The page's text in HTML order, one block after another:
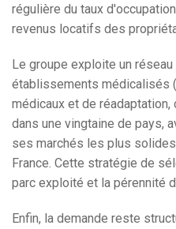
régulière du taux
revenus locatifs des
Le groupe exploite un
établissements médicalisés
médicaux et de
dans une vingtaine de pays,
ses marchés les plus
France. Cette stratégie de
parc exploité et la pérennité
Enfin, la demande reste